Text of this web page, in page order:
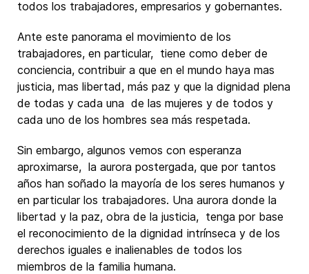
todos los trabajadores, empresarios y gobernantes.
Ante este panorama el movimiento de los
trabajadores, en particular, tiene como deber de
conciencia, contribuir a que en el mundo haya mas
justicia, mas libertad, más paz y que la dignidad plena
de todas y cada una de las mujeres y de todos y
cada uno de los hombres sea más respetada.
Sin embargo, algunos vemos con esperanza
aproximarse, la aurora postergada, que por tantos
años han soñado la mayoría de los seres humanos y
en particular los trabajadores. Una aurora donde la
libertad y la paz, obra de la justicia, tenga por base
el reconocimiento de la dignidad intrínseca y de los
derechos iguales e inalienables de todos los
miembros de la familia humana.